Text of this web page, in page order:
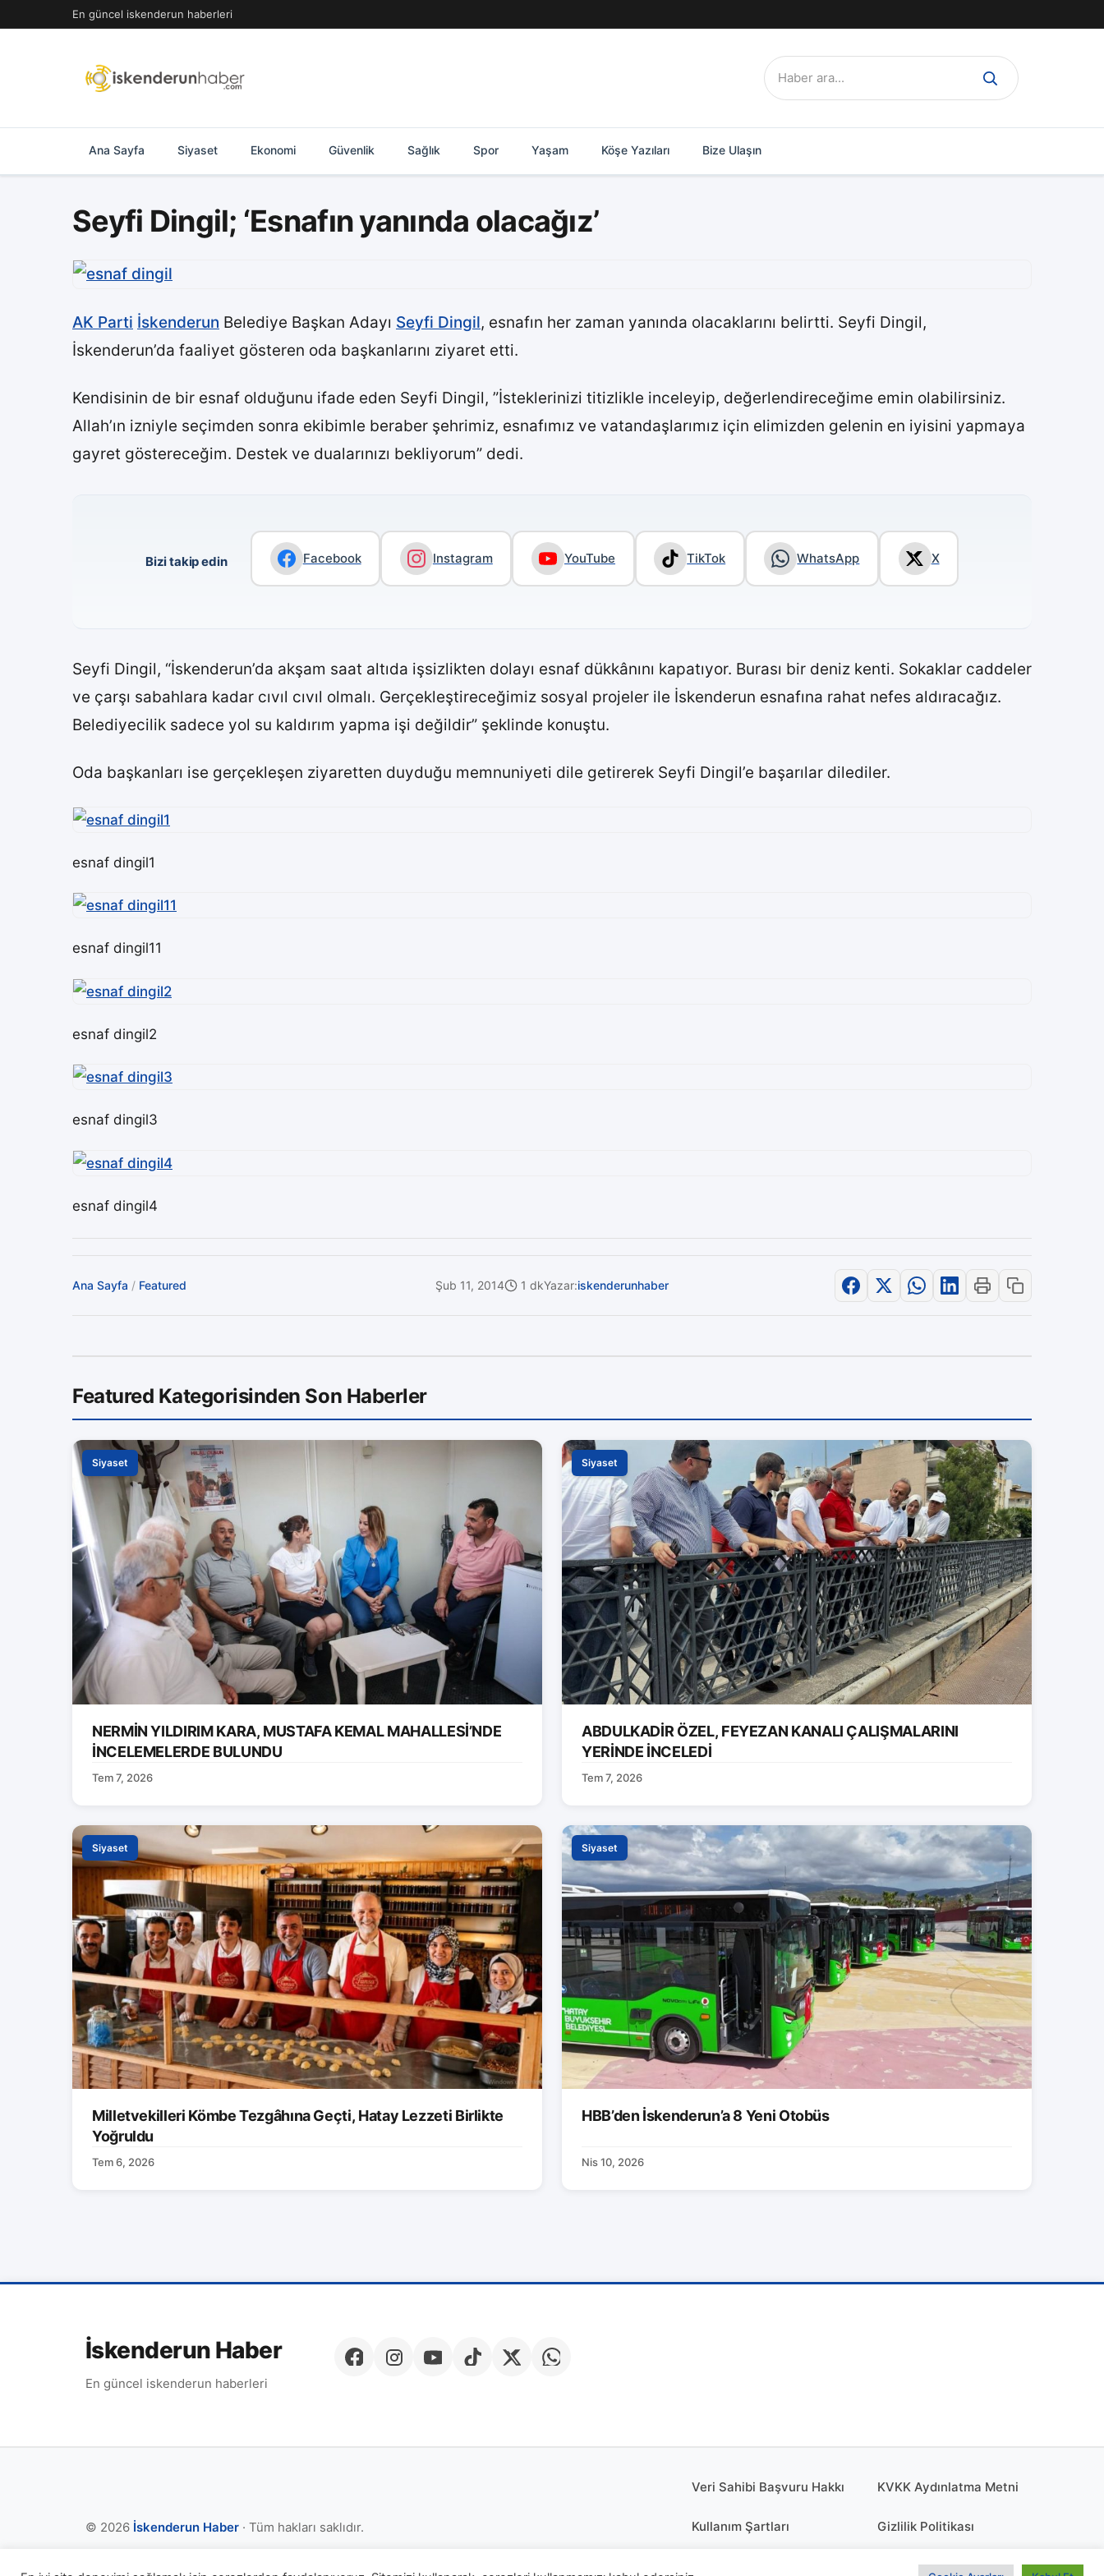
geç
En güncel iskenderun haberleri
Ara:
Ana Sayfa Siyaset Ekonomi Güvenlik Sağlık Spor Yaşam Köşe Yazıları Bize Ulaşın
Seyfi Dingil; ‘Esnafın yanında olacağız’
AK Parti İskenderun Belediye Başkan Adayı Seyfi Dingil, esnafın her zaman yanında olacaklarını belirtti. Seyfi Dingil,
İskenderun’da faaliyet gösteren oda başkanlarını ziyaret etti.
Kendisinin de bir esnaf olduğunu ifade eden Seyfi Dingil, ”İsteklerinizi titizlikle inceleyip, değerlendireceğime emin olabilirsiniz.
Allah’ın izniyle seçimden sonra ekibimle beraber şehrimiz, esnafımız ve vatandaşlarımız için elimizden gelenin en iyisini yapmaya
gayret göstereceğim. Destek ve dualarınızı bekliyorum” dedi.
Bizi takip edin Facebook Instagram YouTube TikTok WhatsApp X
Seyfi Dingil, “İskenderun’da akşam saat altıda işsizlikten dolayı esnaf dükkânını kapatıyor. Burası bir deniz kenti. Sokaklar caddeler
ve çarşı sabahlara kadar cıvıl cıvıl olmalı. Gerçekleştireceğimiz sosyal projeler ile İskenderun esnafına rahat nefes aldıracağız.
Belediyecilik sadece yol su kaldırım yapma işi değildir” şeklinde konuştu.
Oda başkanları ise gerçekleşen ziyaretten duyduğu memnuniyeti dile getirerek Seyfi Dingil’e başarılar dilediler.
esnaf dingil1
esnaf dingil11
esnaf dingil2
esnaf dingil3
esnaf dingil4
Ana Sayfa / Featured Şub 11, 2014 1 dkYazar:iskenderunhaber
Featured Kategorisinden Son Haberler
Siyaset
NERMİN YILDIRIM KARA, MUSTAFA KEMAL MAHALLESİ’NDE
İNCELEMELERDE BULUNDU
Tem 7, 2026
Siyaset
ABDULKADİR ÖZEL, FEYEZAN KANALI ÇALIŞMALARINI
YERİNDE İNCELEDİ
Tem 7, 2026
Siyaset
Milletvekilleri Kömbe Tezgâhına Geçti, Hatay Lezzeti Birlikte
Yoğruldu
Tem 6, 2026
Siyaset
HBB’den İskenderun’a 8 Yeni Otobüs
Nis 10, 2026
İskenderun Haber
En güncel iskenderun haberleri
© 2026 İskenderun Haber · Tüm hakları saklıdır.
Veri Sahibi Başvuru Hakkı KVKK Aydınlatma Metni
Kullanım Şartları Gizlilik Politikası
KÜNYE